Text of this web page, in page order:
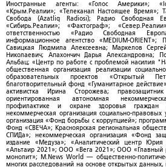
Иностранные агенты: «Голос Америки»;
«Крым.Реалии»; «Телеканал Настоящее Время»;
Свобода (Azatliq Radiosi); Радио Свободная
«Сибирь.Реалии»; «Фактограф»;
ответственностью «Радио Свободная
информационное агентство «MEDIUM-ORIENT»;
Савицкая Людмила Алексеевна; Маркелов
Николаевич; Апахончич Дарья Александровна;
Альбац; «Центр по работе с проблемой насилия
общественная организация реализации
образовательных проектов «Открытый
благотворительный фонд «Гуманитарное
активистка Ирина Сторожева;
ориентированная автономная
профилактике и охране здоровья граждан
некоммерческая организация социально-правовых
организация «Фонд борьбы с коррупцией»;
Фонд «СВЕЧА»; Красноярская региональная
СПИДа»; некоммерческая организация «Фонд
издание «Медуза»; «Аналитический центр
«Альтаир 2021»; ООО «Вега 2021»; ООО
монолит»; M.News World — общественно-
многих расследований на основе открытых данных,